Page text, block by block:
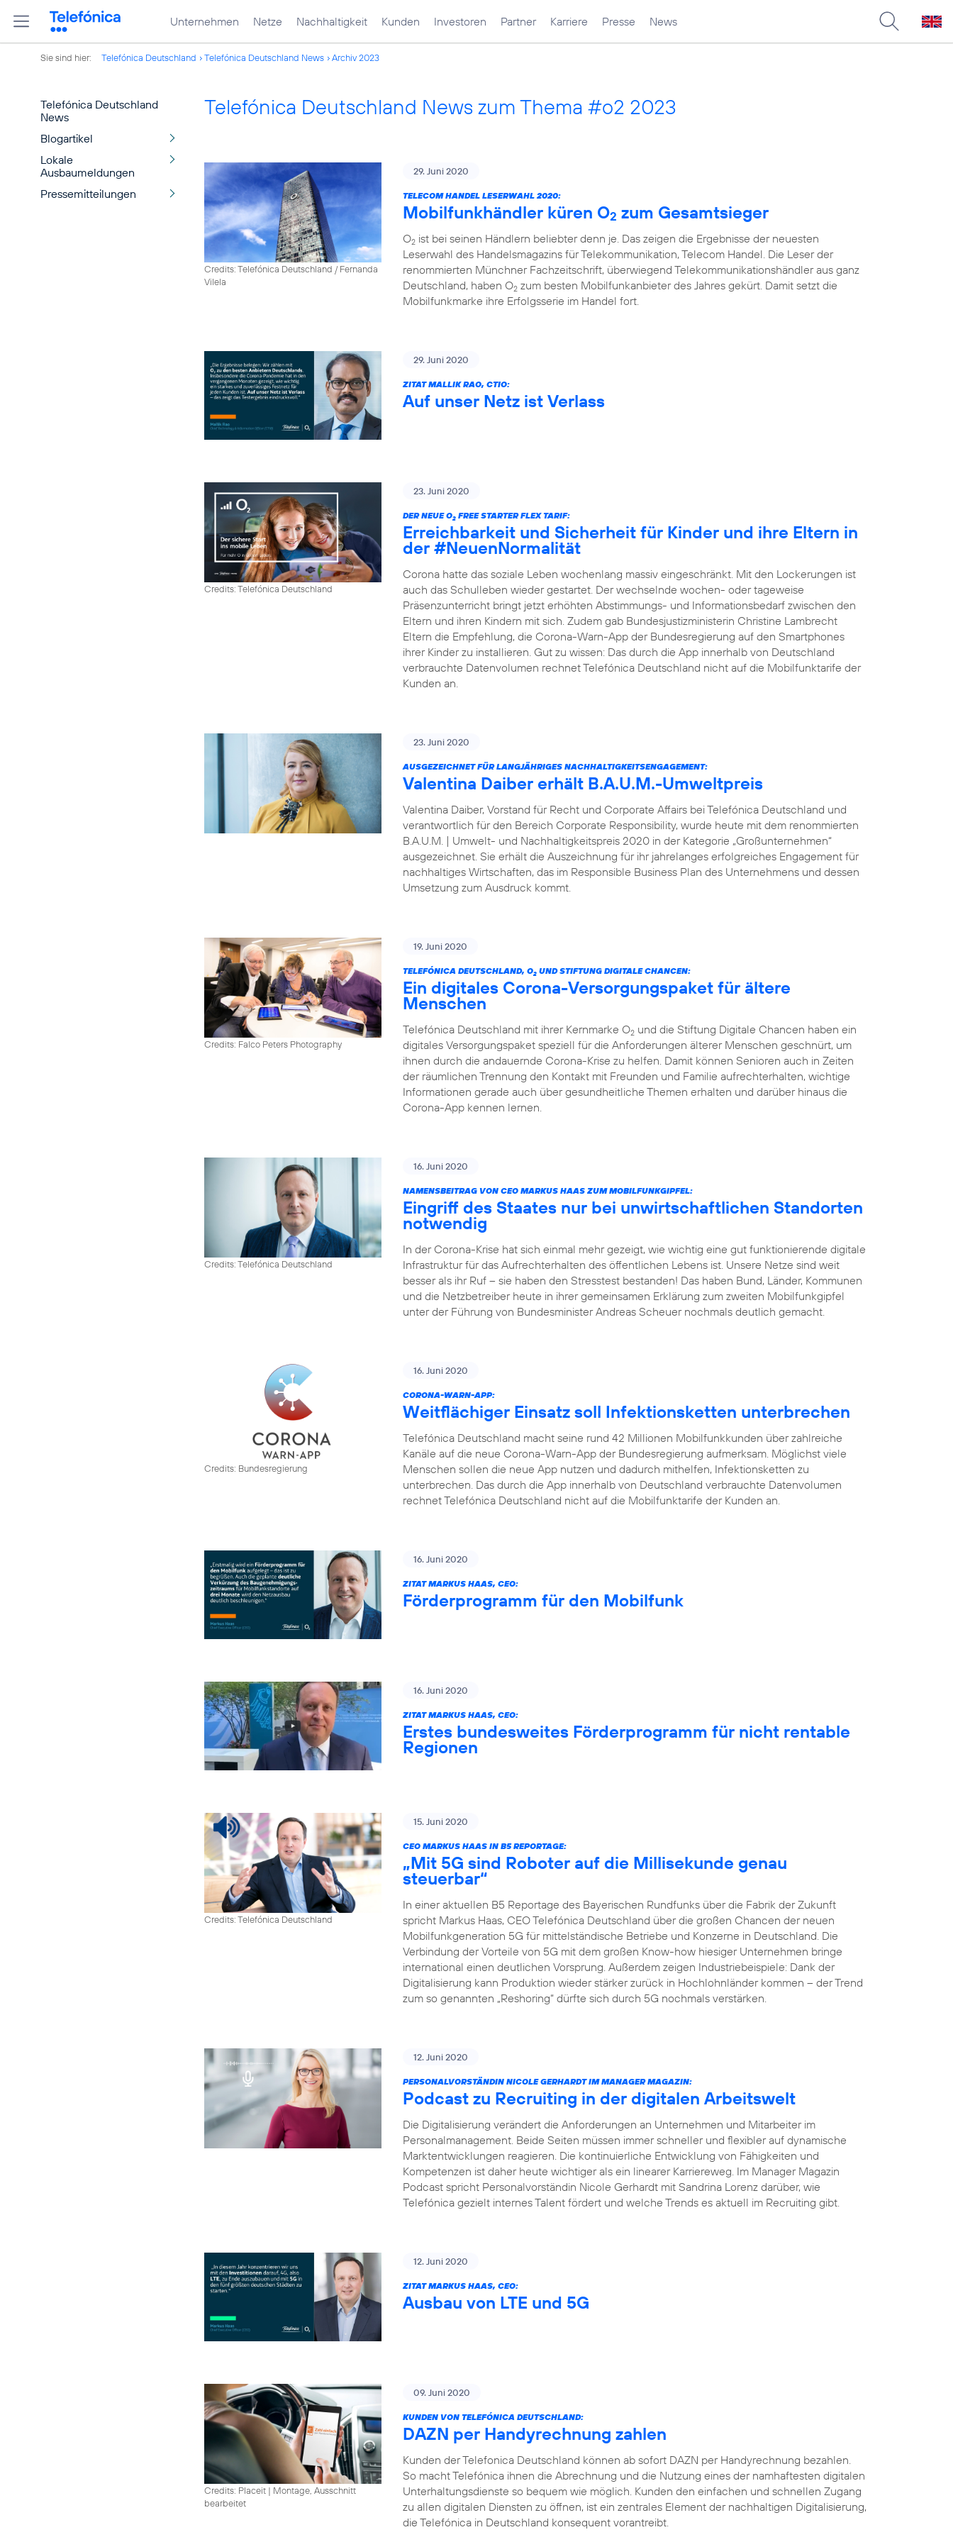
Unternehmen Netze Nachhaltigkeit Kunden Investoren Partner Karriere Presse News
Sie sind hier: Telefónica Deutschland Telefónica Deutschland News Archiv 2023
Telefónica Deutschland
News
Blogartikel
Lokale
Ausbaumeldungen
Pressemitteilungen
Telefónica Deutschland News zum Thema #o2 2023
Credits: Telefónica Deutschland / Fernanda
Vilela
29. Juni 2020
TELECOM HANDEL LESERWAHL 2020:
Mobilfunkhändler küren O2 zum Gesamtsieger
O2 ist bei seinen Händlern beliebter denn je. Das zeigen die Ergebnisse der neuesten
Leserwahl des Handelsmagazins für Telekommunikation, Telecom Handel. Die Leser der
renommierten Münchner Fachzeitschrift, überwiegend Telekommunikationshändler aus ganz
Deutschland, haben O2 zum besten Mobilfunkanbieter des Jahres gekürt. Damit setzt die
Mobilfunkmarke ihre Erfolgsserie im Handel fort.
29. Juni 2020
ZITAT MALLIK RAO, CTIO:
Auf unser Netz ist Verlass
Credits: Telefónica Deutschland
23. Juni 2020
DER NEUE O2 FREE STARTER FLEX TARIF:
Erreichbarkeit und Sicherheit für Kinder und ihre Eltern in
der #NeuenNormalität
Corona hatte das soziale Leben wochenlang massiv eingeschränkt. Mit den Lockerungen ist
auch das Schulleben wieder gestartet. Der wechselnde wochen- oder tageweise
Präsenzunterricht bringt jetzt erhöhten Abstimmungs- und Informationsbedarf zwischen den
Eltern und ihren Kindern mit sich. Zudem gab Bundesjustizministerin Christine Lambrecht
Eltern die Empfehlung, die Corona-Warn-App der Bundesregierung auf den Smartphones
ihrer Kinder zu installieren. Gut zu wissen: Das durch die App innerhalb von Deutschland
verbrauchte Datenvolumen rechnet Telefónica Deutschland nicht auf die Mobilfunktarife der
Kunden an.
23. Juni 2020
AUSGEZEICHNET FÜR LANGJÄHRIGES NACHHALTIGKEITSENGAGEMENT:
Valentina Daiber erhält B.A.U.M.-Umweltpreis
Valentina Daiber, Vorstand für Recht und Corporate Affairs bei Telefónica Deutschland und
verantwortlich für den Bereich Corporate Responsibility, wurde heute mit dem renommierten
B.A.U.M. | Umwelt- und Nachhaltigkeitspreis 2020 in der Kategorie „Großunternehmen“
ausgezeichnet. Sie erhält die Auszeichnung für ihr jahrelanges erfolgreiches Engagement für
nachhaltiges Wirtschaften, das im Responsible Business Plan des Unternehmens und dessen
Umsetzung zum Ausdruck kommt.
Credits: Falco Peters Photography
19. Juni 2020
TELEFÓNICA DEUTSCHLAND, O2 UND STIFTUNG DIGITALE CHANCEN:
Ein digitales Corona-Versorgungspaket für ältere
Menschen
Telefónica Deutschland mit ihrer Kernmarke O2 und die Stiftung Digitale Chancen haben ein
digitales Versorgungspaket speziell für die Anforderungen älterer Menschen geschnürt, um
ihnen durch die andauernde Corona-Krise zu helfen. Damit können Senioren auch in Zeiten
der räumlichen Trennung den Kontakt mit Freunden und Familie aufrechterhalten, wichtige
Informationen gerade auch über gesundheitliche Themen erhalten und darüber hinaus die
Corona-App kennen lernen.
Credits: Telefónica Deutschland
16. Juni 2020
NAMENSBEITRAG VON CEO MARKUS HAAS ZUM MOBILFUNKGIPFEL:
Eingriff des Staates nur bei unwirtschaftlichen Standorten
notwendig
In der Corona-Krise hat sich einmal mehr gezeigt, wie wichtig eine gut funktionierende digitale
Infrastruktur für das Aufrechterhalten des öffentlichen Lebens ist. Unsere Netze sind weit
besser als ihr Ruf – sie haben den Stresstest bestanden! Das haben Bund, Länder, Kommunen
und die Netzbetreiber heute in ihrer gemeinsamen Erklärung zum zweiten Mobilfunkgipfel
unter der Führung von Bundesminister Andreas Scheuer nochmals deutlich gemacht.
Credits: Bundesregierung
16. Juni 2020
CORONA-WARN-APP:
Weitflächiger Einsatz soll Infektionsketten unterbrechen
Telefónica Deutschland macht seine rund 42 Millionen Mobilfunkkunden über zahlreiche
Kanäle auf die neue Corona-Warn-App der Bundesregierung aufmerksam. Möglichst viele
Menschen sollen die neue App nutzen und dadurch mithelfen, Infektionsketten zu
unterbrechen. Das durch die App innerhalb von Deutschland verbrauchte Datenvolumen
rechnet Telefónica Deutschland nicht auf die Mobilfunktarife der Kunden an.
16. Juni 2020
ZITAT MARKUS HAAS, CEO:
Förderprogramm für den Mobilfunk
16. Juni 2020
ZITAT MARKUS HAAS, CEO:
Erstes bundesweites Förderprogramm für nicht rentable
Regionen
Credits: Telefónica Deutschland
15. Juni 2020
CEO MARKUS HAAS IN B5 REPORTAGE:
„Mit 5G sind Roboter auf die Millisekunde genau
steuerbar“
In einer aktuellen B5 Reportage des Bayerischen Rundfunks über die Fabrik der Zukunft
spricht Markus Haas, CEO Telefónica Deutschland über die großen Chancen der neuen
Mobilfunkgeneration 5G für mittelständische Betriebe und Konzerne in Deutschland. Die
Verbindung der Vorteile von 5G mit dem großen Know-how hiesiger Unternehmen bringe
international einen deutlichen Vorsprung. Außerdem zeigen Industriebeispiele: Dank der
Digitalisierung kann Produktion wieder stärker zurück in Hochlohnländer kommen – der Trend
zum so genannten „Reshoring“ dürfte sich durch 5G nochmals verstärken.
12. Juni 2020
PERSONALVORSTÄNDIN NICOLE GERHARDT IM MANAGER MAGAZIN:
Podcast zu Recruiting in der digitalen Arbeitswelt
Die Digitalisierung verändert die Anforderungen an Unternehmen und Mitarbeiter im
Personalmanagement. Beide Seiten müssen immer schneller und flexibler auf dynamische
Marktentwicklungen reagieren. Die kontinuierliche Entwicklung von Fähigkeiten und
Kompetenzen ist daher heute wichtiger als ein linearer Karriereweg. Im Manager Magazin
Podcast spricht Personalvorständin Nicole Gerhardt mit Sandrina Lorenz darüber, wie
Telefónica gezielt internes Talent fördert und welche Trends es aktuell im Recruiting gibt.
12. Juni 2020
ZITAT MARKUS HAAS, CEO:
Ausbau von LTE und 5G
Credits: Placeit | Montage, Ausschnitt
bearbeitet
09. Juni 2020
KUNDEN VON TELEFÓNICA DEUTSCHLAND:
DAZN per Handyrechnung zahlen
Kunden der Telefonica Deutschland können ab sofort DAZN per Handyrechnung bezahlen.
So macht Telefónica ihnen die Abrechnung und die Nutzung eines der namhaftesten digitalen
Unterhaltungsdienste so bequem wie möglich. Kunden den einfachen und schnellen Zugang
zu allen digitalen Diensten zu öffnen, ist ein zentrales Element der nachhaltigen Digitalisierung,
die Telefónica in Deutschland konsequent vorantreibt.